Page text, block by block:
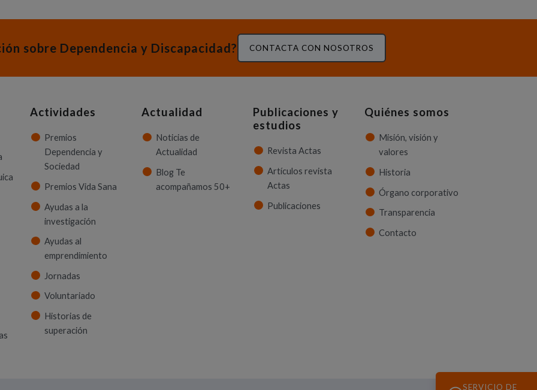
sobre Dependencia y Discapacidad? CONTACTA CON NOSOTROS
Actividades
Premios
Dependencia y
Sociedad
Premios Vida Sana
Ayudas a la
investigación
Ayudas al
emprendimiento
Jornadas
Voluntariado
Historias de
superación
Actualidad
Noticias de
Actualidad
Blog Te
acompañamos 50+
Publicaciones y
estudios
Revista Actas
Artículos revista
Actas
Publicaciones
Quiénes somos
Misión, visión y
valores
Historia
Órgano corporativo
Transparencia
Contacto
SERVICIO DE